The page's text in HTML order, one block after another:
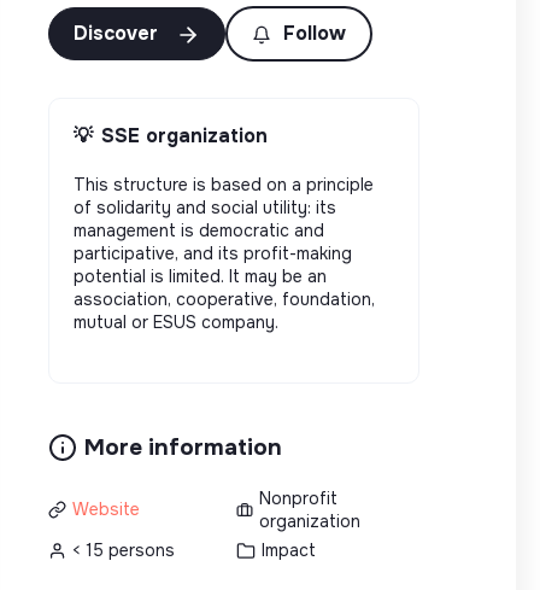
Discover Follow
💡 SSE organization
This structure is based on a principle
of solidarity and social utility: its
management is democratic and
participative, and its profit-making
potential is limited. It may be an
association, cooperative, foundation,
mutual or ESUS company.
More information
Website
Nonprofit
organization
< 15 persons
Impact